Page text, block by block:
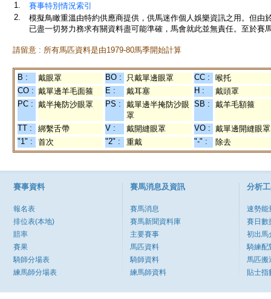
1.
賽事特別情況索引
2.
模擬鳥瞰重溫由特約供應商提供，供馬迷作個人娛樂資訊之用。但
已盡一切努力務求有關資料盡可能準確，馬會就此並無責任。至於賽
請留意 : 所有馬匹資料是由1979-80馬季開始計算
B : 戴眼罩 BO : 只戴單邊眼罩 CC :
喉托
CO : 戴單邊羊毛面箍 E : 戴耳塞 H :
戴頭罩
PC : 戴半掩防沙眼罩 PS :
戴單邊半掩防沙眼
罩
SB : 戴羊毛額箍
TT : 綁繫舌帶 V : 戴開縫眼罩 VO : 戴單邊開縫眼罩
"1" :
首次 "2" : 重戴 "-" : 除去
賽事資料
報名表
排位表(本地)
賠率
賽果
騎師分場表
練馬師分場表
賽馬消息及資訊
賽馬消息
賽馬新聞資料庫
主要賽事
馬匹資料
騎師資料
練馬師資料
分析
速勢能
賽日數
初出馬
騎練配
馬匹搬
貼士指